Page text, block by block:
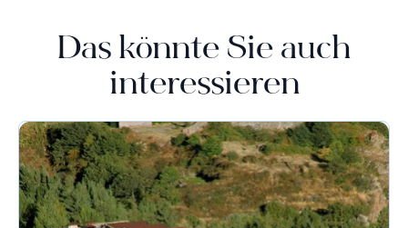
Das könnte Sie auch
interessieren